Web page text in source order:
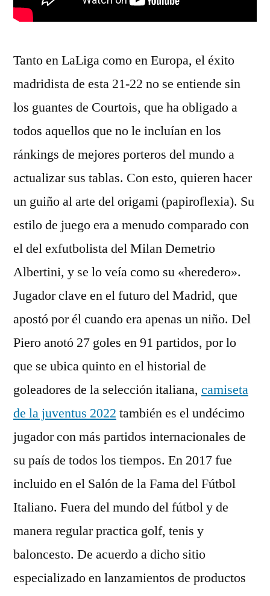
Tanto en LaLiga como en Europa, el éxito
madridista de esta 21-22 no se entiende sin
los guantes de Courtois, que ha obligado a
todos aquellos que no le incluían en los
ránkings de mejores porteros del mundo a
actualizar sus tablas. Con esto, quieren hacer
un guiño al arte del origami (papiroflexia). Su
estilo de juego era a menudo comparado con
el del exfutbolista del Milan Demetrio
Albertini, y se lo veía como su «heredero».
Jugador clave en el futuro del Madrid, que
apostó por él cuando era apenas un niño. Del
Piero anotó 27 goles en 91 partidos, por lo
que se ubica quinto en el historial de
goleadores de la selección italiana, camiseta
de la juventus 2022 también es el undécimo
jugador con más partidos internacionales de
su país de todos los tiempos. En 2017 fue
incluido en el Salón de la Fama del Fútbol
Italiano. Fuera del mundo del fútbol y de
manera regular practica golf, tenis y
baloncesto. De acuerdo a dicho sitio
especializado en lanzamientos de productos